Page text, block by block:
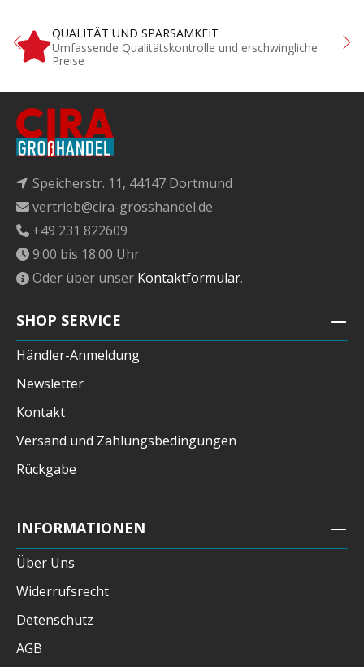
QUALITÄT UND SPARSAMKEIT
Umfassende Qualitätskontrolle und erschwingliche
Preise
Speicherstr. 11, 44147 Dortmund
vertrieb@cira-grosshandel.de
+49 231 822609
9:00 bis 18:00 Uhr
Oder über unser Kontaktformular.
SHOP SERVICE
Händler-Anmeldung
Newsletter
Kontakt
Versand und Zahlungsbedingungen
Rückgabe
INFORMATIONEN
Über Uns
Widerrufsrecht
Detenschutz
AGB